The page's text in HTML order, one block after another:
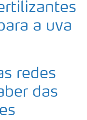
a uva
redes
das